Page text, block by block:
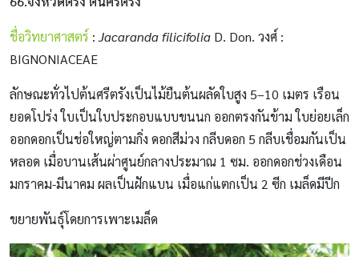
ชื่อวิทยาศาสตร์ :Jacaranda filicifolia D. Don. วงศ์ :
BIGNONIACEAE
ลักษณะทั่วไปต้นศรีตรังเป็นไม้ยืนต้นผลัดใบสูง 5–10 เมตร เรือน
ยอดโปร่ง ใบเป็นใบประกอบแบบขนนก ออกตรงกันข้าม ใบย่อยเล็ก
ออกดอกเป็นช่อใหญ่ตามกิ่ง ดอกสีม่วง กลีบดอก 5 กลีบเชื่อมกันเป็น
หลอด เมื่อบานเส้นผ่าศูนย์กลางประมาณ 1 ซม. ออกดอกช่วงเดือน
มกราคม-มีนาคม ผลเป็นฝักแบน เมื่อแก่แตกเป็น 2 ซีก เมล็ดมีปีก
ขยายพันธุ์โดยการเพาะเมล็ด